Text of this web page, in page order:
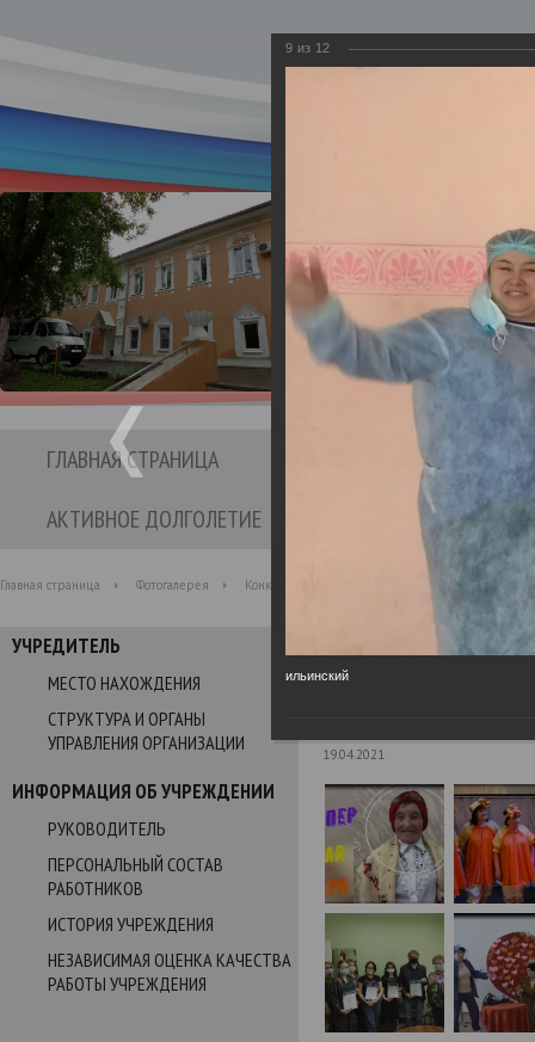
Бюджетное
ГЛАВНАЯ СТРАНИЦА
СТРУКТУРА УЧРЕЖДЕНИЯ
АКТИВНОЕ ДОЛГОЛЕТИЕ
ОТЗЫВЫ И
Главная страница Фотогалерея Конкурс Веселых и Находчивых "Супер-стар"
УЧРЕДИТЕЛЬ
МЕСТО НАХОЖДЕНИЯ
СТРУКТУРА И ОРГАНЫ
УПРАВЛЕНИЯ ОРГАНИЗАЦИИ
ИНФОРМАЦИЯ ОБ УЧРЕЖДЕНИИ
РУКОВОДИТЕЛЬ
ПЕРСОНАЛЬНЫЙ СОСТАВ
РАБОТНИКОВ
ИСТОРИЯ УЧРЕЖДЕНИЯ
НЕЗАВИСИМАЯ ОЦЕНКА КАЧЕСТВА
РАБОТЫ УЧРЕЖДЕНИЯ
Фотогалерея
19.04.2021
9 из 12
ильинский